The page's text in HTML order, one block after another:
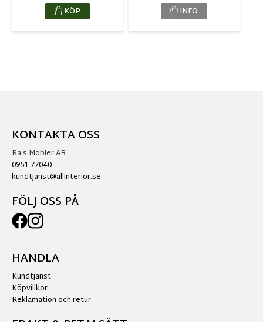
KÖP INFO
KONTAKTA OSS
Ra:s Möbler AB
0951-77040
kundtjanst@allinterior.se
FÖLJ OSS PÅ
HANDLA
Kundtjänst
Köpvillkor
Reklamation och retur